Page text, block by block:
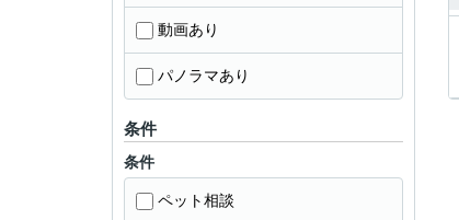
動画あり
パノラマあり
条件
条件
ペット相談